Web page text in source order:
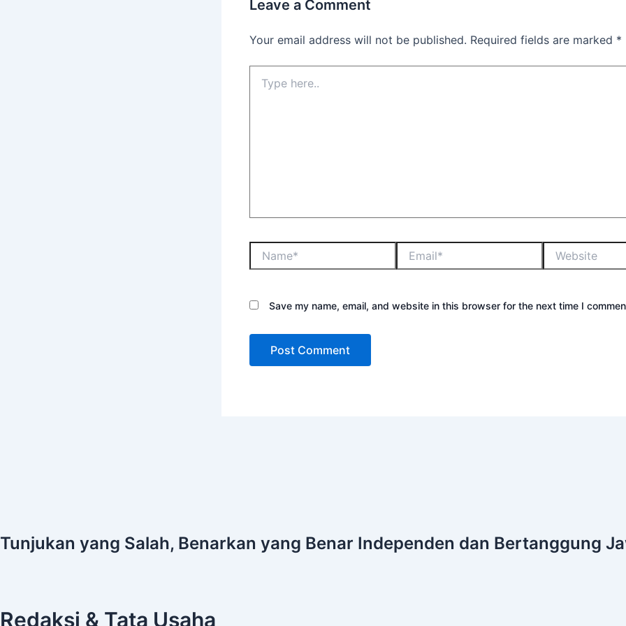
Leave a Comment
Your email address will not be published. Required fields are marked *
Save my name, email, and website in this browser for the next time I
Tunjukan yang Salah, Benarkan yang Benar Independen dan Bertanggung
Redaksi & Tata Usaha